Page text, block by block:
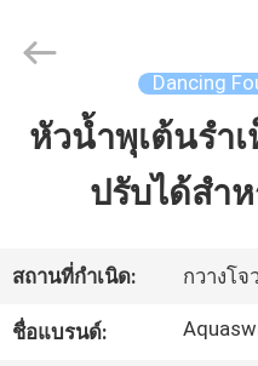
บ้าน
เกี่ยว
water
co,.ltd.
Dancing
หัวน้ำพุเต้นรำ
ปรับได้สำ
สถานที่กำเนิด: กวางโจ
ชื่อแบรนด์: